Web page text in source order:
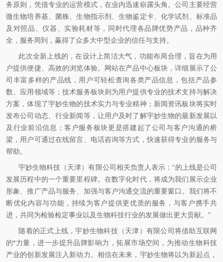
务原则，凭借专业的运营模式，在业内迅速崭露头角。公司主要经营
微生物培养基、菌株、生物指示剂、生物鉴定卡、化学试剂、标准品
及对照品、仪器、实验耗材等，同时代理各品牌优势产品，品种齐
全，服务周到，赢得了众多大中型企业的信任与支持。
此次全新上线的，在设计上简洁大气，功能布局合理，旨在为用
户提供便捷、高效的浏览体验。网站在产品中心板块，详细展示了公
司丰富多样的产品线，用户可轻松查询各类产品信息，包括产品参
数、应用领域等；技术服务板块则为用户提供专业的技术支持与解决
方案，体现了宇妙生物的技术实力与专业精神；新闻资讯板块将实时
发布公司动态、行业新闻等，让用户及时了解宇妙生物的最新发展以
及行业前沿信息；客户服务板块更是搭建起了公司与客户沟通的桥
梁，用户可通过在线留言、电话咨询等方式，快速获得专业的服务与
帮助。
宇妙生物科技（天津）有限公司相关负责人表示：“的上线是公司
发展历程中的一个重要里程碑。在数字化时代，将成为我们展示企业
形象、推广产品与服务、加强与客户沟通交流的重要窗口。我们将不
断优化内容与功能，持续为客户提供更优质的服务，与客户携手共
进，共同为检验检定事业以及生物科技行业的发展做出更大贡献。"
随着的正式上线，宇妙生物科技（天津）有限公司将借助互联网
的*力量，进一步提升品牌影响力，拓展市场空间，为推动生物科技
产业的创新发展注入新动力。相信在未来，宇妙生物将以为新起点，